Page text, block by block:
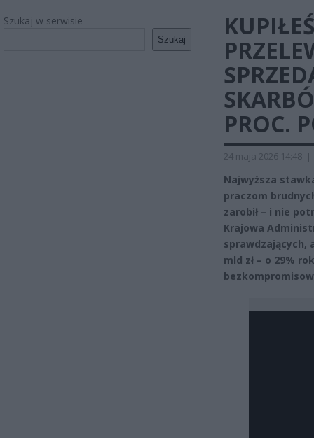
Szukaj w serwisie
Szukaj
PROC.
24 maja 2026 14:48 |
Najwyższa
praczom
zarobił – i nie
Krajowa
sprawdzających,
mld zł – o 29%